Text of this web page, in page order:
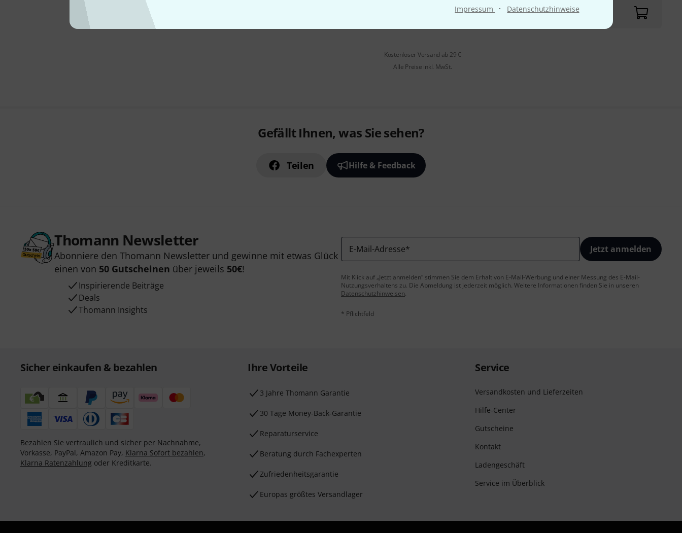
Impressum · Datenschutzhinweise
Kostenloser Versand ab 29 €
Alle Preise inkl. MwSt.
Gefällt Ihnen, was Sie sehen?
Teilen Hilfe & Feedback
Thomann Newsletter
Abonniere den Thomann Newsletter und gewinne mit etwas Glück
einen von 50 Gutscheinen über jeweils 50€!
Inspirierende Beiträge
Deals
Thomann Insights
E-Mail-Adresse* Jetzt anmelden
Mit Klick auf „Jetzt anmelden“ stimmen Sie dem Erhalt von E-Mail-Werbung und einer Messung des E-Mail-
Nutzungsverhaltens zu. Die Abmeldung ist jederzeit möglich. Weitere Informationen finden Sie in unseren
Datenschutzhinweisen.
* Pflichtfeld
Sicher einkaufen & bezahlen
Bezahlen Sie vertraulich und sicher per Nachnahme,
Vorkasse, PayPal, Amazon Pay, Klarna Sofort bezahlen,
Klarna Ratenzahlung oder Kreditkarte.
Ihre Vorteile
3 Jahre Thomann Garantie
30 Tage Money-Back-Garantie
Reparaturservice
Beratung durch Fachexperten
Zufriedenheitsgarantie
Europas größtes Versandlager
Service
Versandkosten und Lieferzeiten
Hilfe-Center
Gutscheine
Kontakt
Ladengeschäft
Service im Überblick